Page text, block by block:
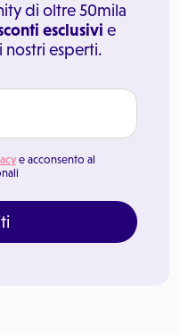
di oltre 50mila
esclusivi e
nostri esperti.
e acconsento al